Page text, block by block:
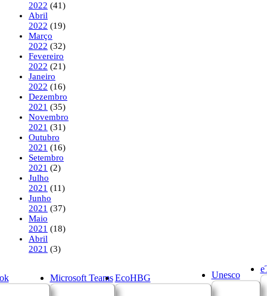
2022 (41)
Abril
2022 (19)
Março
2022 (32)
Fevereiro
2022 (21)
Janeiro
2022 (16)
Dezembro
2021 (35)
Novembro
2021 (31)
Outubro
2021 (16)
Setembro
2021 (2)
Julho
2021 (11)
Junho
2021 (37)
Maio
2021 (18)
Abril
2021 (3)
Microsoft Teams EcoHBG Unesco